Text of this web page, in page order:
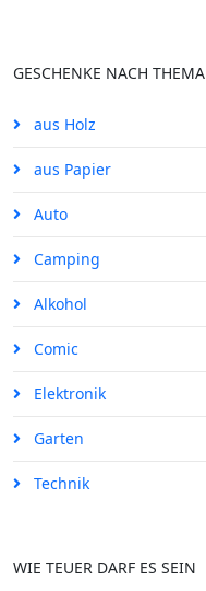
GESCHENKE NACH THEMA
aus Holz
aus Papier
Auto
Camping
Alkohol
Comic
Elektronik
Garten
Technik
WIE TEUER DARF ES SEIN